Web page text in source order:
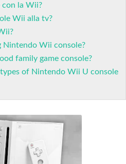
con la Wii?
Wii alla tv?
Nintendo Wii console?
family game console?
of Nintendo Wii U console